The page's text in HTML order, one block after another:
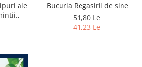
ale
Bucuria Regasirii de sine
51,80 Lei
41,23 Lei